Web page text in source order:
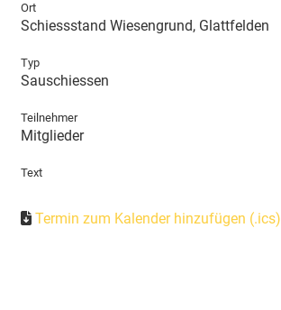
Ort
Schiessstand Wiesengrund, Glattfelden
Typ
Sauschiessen
Teilnehmer
Mitglieder
Text
Termin zum Kalender hinzufügen (.ics)